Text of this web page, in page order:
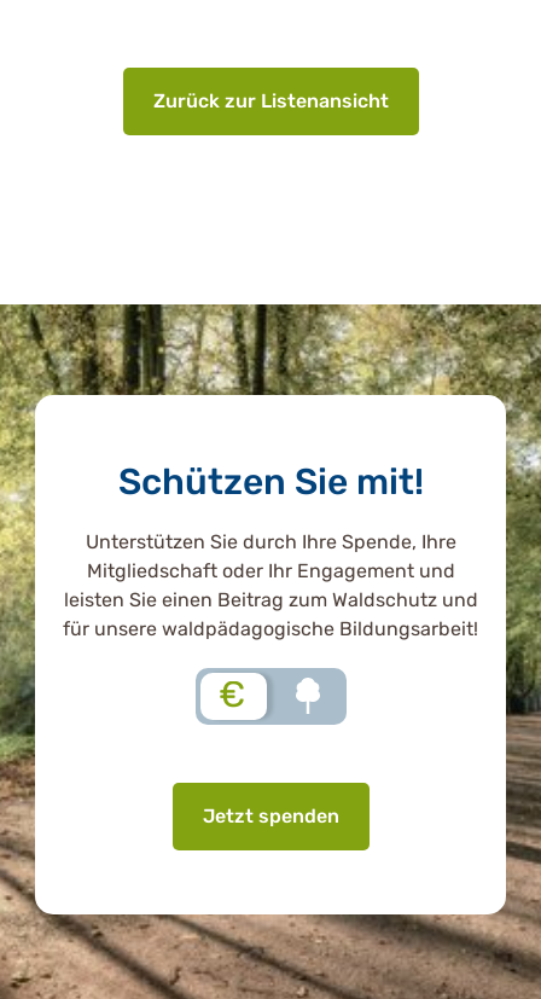
Zurück zur Listenansicht
Schützen Sie mit!
Unterstützen Sie durch Ihre Spende, Ihre
Mitgliedschaft oder Ihr Engagement und
leisten Sie einen Beitrag zum Waldschutz und
für unsere waldpädagogische Bildungsarbeit!
€
Jetzt spenden